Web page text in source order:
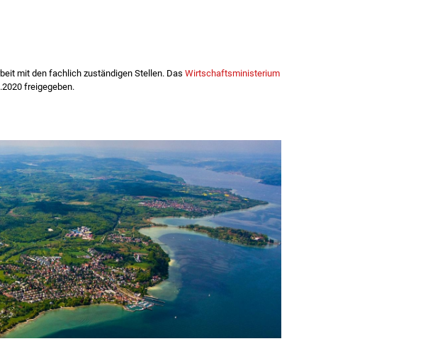
mit den fachlich zuständigen Stellen. Das Wirtschaftsministerium
freigegeben.